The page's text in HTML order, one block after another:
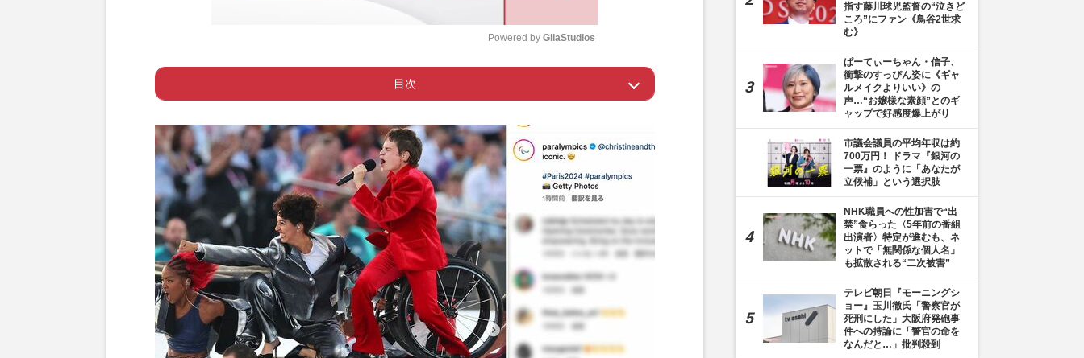
t
e
Powered by GliaStudios
目次
Page 1 ー 水責めに火責め、宙吊りにされるピアノ
指す藤川球児監督の“泣きど
ころ”にファン《鳥谷2世求
む》
ぱーてぃーちゃん・信子、
衝撃のすっぴん姿に《ギャ
ルメイクよりいい》の
声…“お嬢様な素顔”とのギ
ャップで好感度爆上がり
市議会議員の平均年収は約
700万円！ ドラマ『銀河の
一票』のように「あなたが
立候補」という選択肢
NHK職員への性加害で“出
禁”食らった〈5年前の番組
出演者〉特定が進むも、ネ
ットで「無関係な個人名」
も拡散される“二次被害”
テレビ朝日『モーニングシ
ョー』玉川徹氏「警察官が
死刑にした」大阪府発砲事
件への持論に「警官の命を
なんだと…」批判殺到